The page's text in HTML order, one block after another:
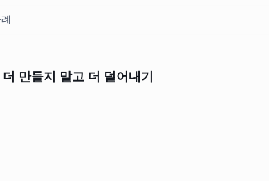
만들지 말고 더 덜어내기